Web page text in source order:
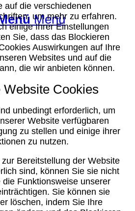
Menü
auf die verschiedenen
um mehr zu erfahren.
einige Ihrer Einstellungen
Sie, dass das Blockieren
Auswirkungen auf Ihre
Websites und auf die
die wir anbieten können.
Website Cookies
unbedingt erforderlich, um
Website verfügbaren
zu stellen und einige ihrer
zu nutzen.
Bereitstellung der Website
sind, können Sie sie nicht
Funktionsweise unserer
Sie können sie
löschen, indem Sie Ihre